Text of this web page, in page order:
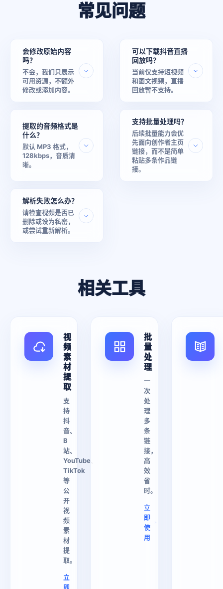
常见问题
会修改原始内容
吗？
不会，我们只展示
可用资源，不额外
修改或添加内容。
可以下载抖音直播
回放吗？
当前仅支持短视频
和图文视频，直播
回放暂不支持。
提取的音频格式是
什么？
默认 MP3 格式，
128kbps，音质清
晰。
支持批量处理吗？
后续批量能力会优
先面向创作者主页
链接，而不是简单
粘贴多条作品链
接。
解析失败怎么办？
请检查视频是否已
删除或设为私密，
或尝试重新解析。
相关工具
视
频
素
材
提
取
支
持
抖
音、
B
站、
YouTube、
TikTok
等
公
开
视
频
素
材
提
取。
立
即
批
量
处
理
一
次
处
理
多
条
链
接，
高
效
省
时。
立
即
使
用